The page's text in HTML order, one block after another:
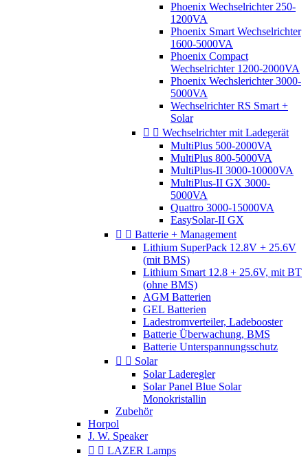
Phoenix Wechselrichter 250-
1200VA
Phoenix Smart Wechselrichter
1600-5000VA
Phoenix Compact
Wechselrichter 1200-2000VA
Phoenix Wechslerichter 3000-
5000VA
Wechselrichter RS Smart +
Solar
  Wechselrichter mit Ladegerät
MultiPlus 500-2000VA
MultiPlus 800-5000VA
MultiPlus-II 3000-10000VA
MultiPlus-II GX 3000-
5000VA
Quattro 3000-15000VA
EasySolar-II GX
  Batterie + Management
Lithium SuperPack 12.8V + 25.6V
(mit BMS)
Lithium Smart 12.8 + 25.6V, mit BT
(ohne BMS)
AGM Batterien
GEL Batterien
Ladestromverteiler, Ladebooster
Batterie Überwachung, BMS
Batterie Unterspannungsschutz
  Solar
Solar Laderegler
Solar Panel Blue Solar
Monokristallin
Zubehör
Horpol
J. W. Speaker
  LAZER Lamps